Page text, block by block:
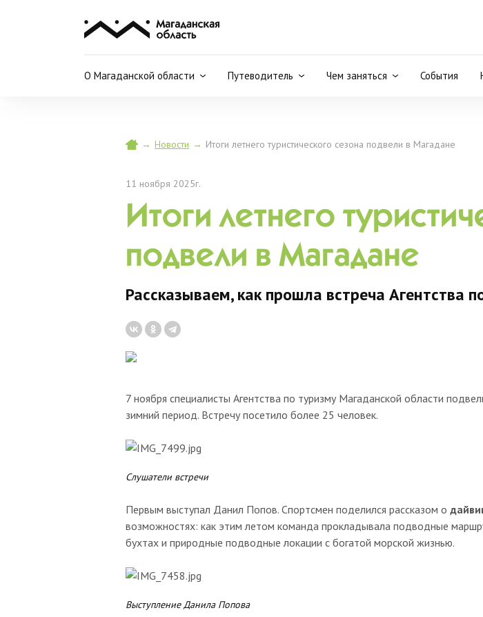
О Магаданской области Путеводитель Чем заняться События
→ Новости → Итоги летнего туристического сезона подвели в Магадане
11 ноября 2025г.
Итоги летнего
подвели в Магадане
Рассказываем, как прошла встреча Агентства
7 ноября специалисты Агентства по туризму Магаданской области
зимний период. Встречу посетило более 25 человек.
Слушатели встречи
Первым выступал Данил Попов. Спортсмен поделился рассказом о
возможностях: как этим летом команда прокладывала подводные
бухтах и природные подводные локации с богатой морской жизнью.
Выступление Данила Попова